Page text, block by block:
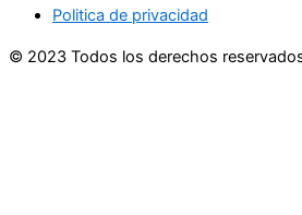
Politica de privacidad
© 2023 Todos los derechos